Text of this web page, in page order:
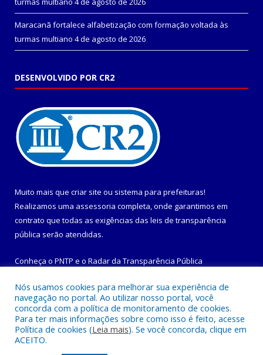
Maracanã fortalece alfabetização com formação voltada às
turmas multiano 4 de agosto de 2026
DESENVOLVIDO POR CR2
Muito mais que criar site ou sistema para prefeituras!
Realizamos uma assessoria completa, onde garantimos em
contrato que todas as exigências das leis de transparência
pública serão atendidas.
Conheça o PNTP e o Radar da Transparência Pública
Todos os direitos reservados a Prefeitura Municipal de
Maracanã.
Nós usamos cookies para melhorar sua experiência de
navegação no portal. Ao utilizar nosso portal, você
concorda com a política de monitoramento de cookies.
Para ter mais informações sobre como isso é feito, acesse
Política de cookies (Leia mais). Se você concorda, clique em
ACEITO.